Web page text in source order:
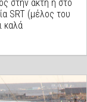
στην ακτή ή στο
SRT (μέλος του
καλά